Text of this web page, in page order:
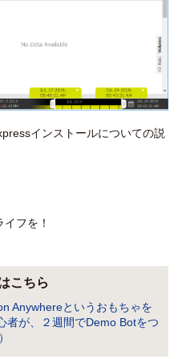
インストールについての説
フを！
こちら
Anywhereというおもちゃを
者が、２週間でDemo Botをつ